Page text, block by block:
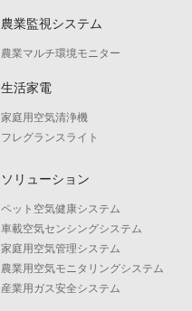
農業監視システム
農業マルチ環境モニター
生活家電
家庭用空気清浄機
フレグランスライト
ソリューション
ペット空気健康システム
車載空気センシングシステム
家庭用空気管理システム
農業用空気モニタリングシステム
産業用ガス安全システム